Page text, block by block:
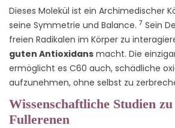
Dieses Molekül ist ein Archimedischer
seine Symmetrie und Balance. 7 Sein
freien Radikalen im Körper zu
guten Antioxidans macht. Die
ermöglicht es C60 auch, schädliche
aufzunehmen, ohne selbst zu
Wissenschaftliche Studien
Fullerenen